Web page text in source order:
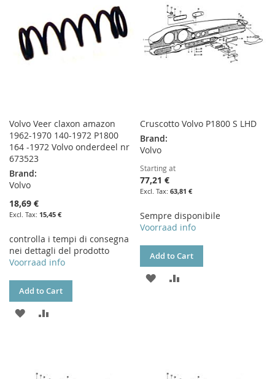
Volvo Veer claxon amazon
1962-1970 140-1972 P1800
164 -1972 Volvo onderdeel nr
673523
Brand:
Volvo
18,69 €
15,45 €
controlla i tempi di consegna
nei dettagli del prodotto
Voorraad info
Add to Cart
ADD
LIST
Cruscotto Volvo P1800 S LHD
Brand:
Volvo
Starting at
77,21 €
63,81 €
Sempre disponibile
Voorraad info
Add to Cart
ADD